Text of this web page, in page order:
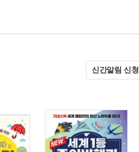
신간알림 신청